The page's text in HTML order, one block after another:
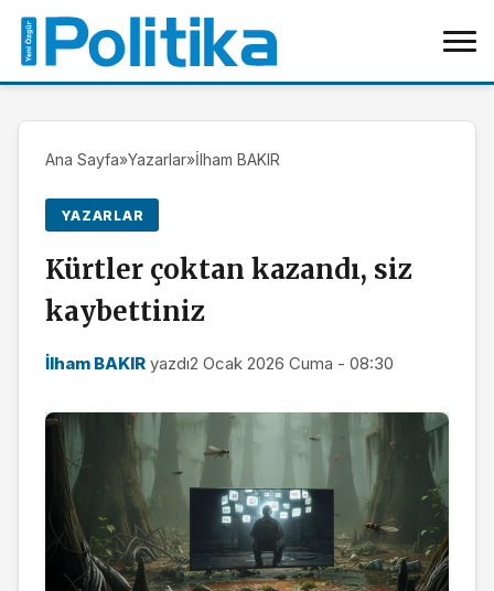
Ana Sayfa»Yazarlar»İlham BAKIR
YAZARLAR
Kürtler çoktan kazandı, siz
kaybettiniz
İlham BAKIR yazdı2 Ocak 2026 Cuma - 08:30